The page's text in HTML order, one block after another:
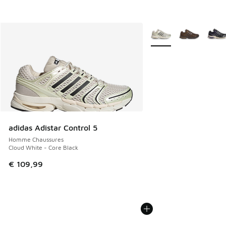
adidas Adistar Control 5
Homme Chaussures
Cloud White - Core Black
€ 109,99
Plus de couleurs